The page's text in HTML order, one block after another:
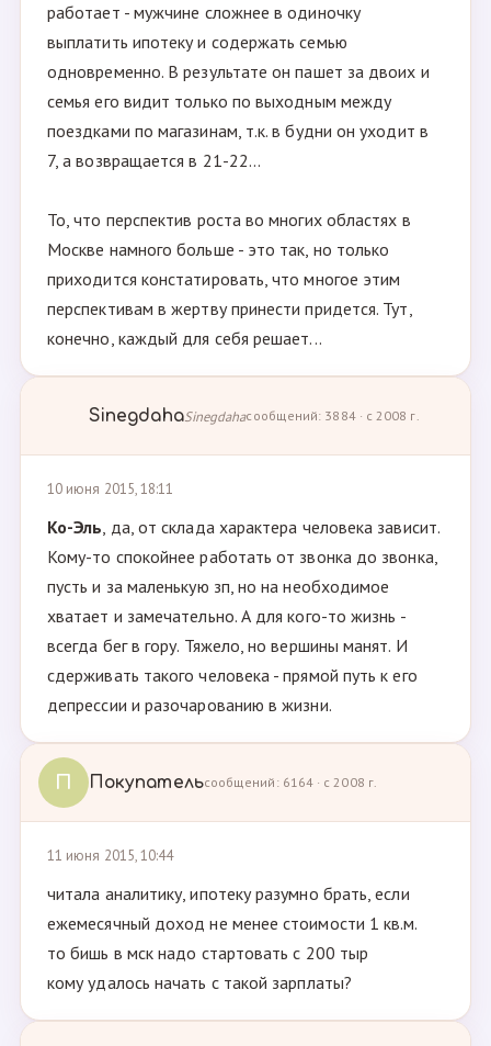
работает - мужчине сложнее в одиночку
выплатить ипoтеку и содержать семью
одновременно. В результате он пашет за двоих и
семья его видит только по выходным между
поездками по магазинам, т.к. в будни он уходит в
7, а возвращается в 21-22...
То, что перспектив роста во многих областях в
Москве намного больше - это так, но только
приходится констатировать, что многое этим
перспективам в жертву принести придется. Тут,
конечно, каждый для себя решает...
SinegdahaSinegdahaсообщений: 3884 · с 2008 г.
10 июня 2015, 18:11
Ко-Эль, да, от склада характера человека зависит.
Кому-то спокойнее работать от звонка до звонка,
пусть и за маленькую зп, но на необходимое
хватает и замечательно. А для кого-то жизнь -
всегда бег в гору. Тяжело, но вершины манят. И
сдерживать такого человека - прямой путь к его
депрессии и разочарованию в жизни.
П Покупательсообщений: 6164 · с 2008 г.
11 июня 2015, 10:44
читала аналитику, ипотеку разумно брать, если
ежемесячный доход не менее стоимости 1 кв.м.
то бишь в мск надо стартовать с 200 тыр
кому удалось начать с такой зарплаты?